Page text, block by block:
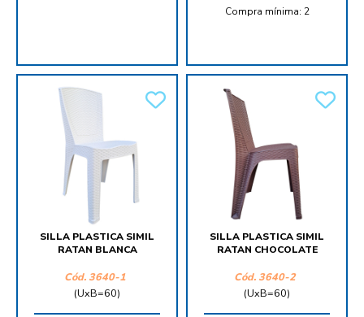
Compra mínima: 2
SILLA PLASTICA SIMIL
RATAN BLANCA
Cód. 3640-1
(UxB=60)
SILLA PLASTICA SIMIL
RATAN CHOCOLATE
Cód. 3640-2
(UxB=60)